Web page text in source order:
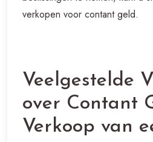
verkopen voor contant geld.
Veelgestelde
over Contant
Verkoop van